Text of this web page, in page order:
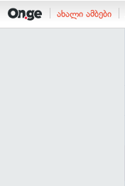
ახალი ამბები